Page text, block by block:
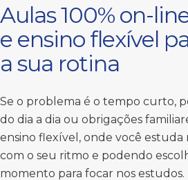
Aulas 100% on-
e ensino flexível
a sua rotina
Se o problema é o tempo curto,
do dia a dia ou obrigações
ensino flexível, onde você estuda
com o seu ritmo e podendo
momento para focar nos estudos.